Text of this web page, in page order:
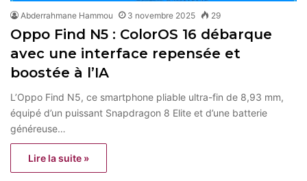
Abderrahmane Hammou 3 novembre 2025 29
Oppo Find N5 : ColorOS 16 débarque
avec une interface repensée et
boostée à l’IA
L’Oppo Find N5, ce smartphone pliable ultra-fin de 8,93 mm,
équipé d’un puissant Snapdragon 8 Elite et d’une batterie
généreuse…
Lire la suite »